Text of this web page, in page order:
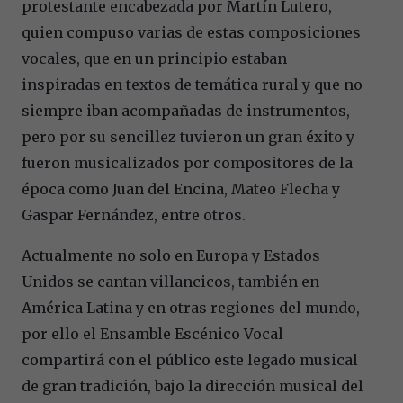
protestante encabezada por Martín Lutero,
quien compuso varias de estas composiciones
vocales, que en un principio estaban
inspiradas en textos de temática rural y que no
siempre iban acompañadas de instrumentos,
pero por su sencillez tuvieron un gran éxito y
fueron musicalizados por compositores de la
época como Juan del Encina, Mateo Flecha y
Gaspar Fernández, entre otros.
Actualmente no solo en Europa y Estados
Unidos se cantan villancicos, también en
América Latina y en otras regiones del mundo,
por ello el Ensamble Escénico Vocal
compartirá con el público este legado musical
de gran tradición, bajo la dirección musical del